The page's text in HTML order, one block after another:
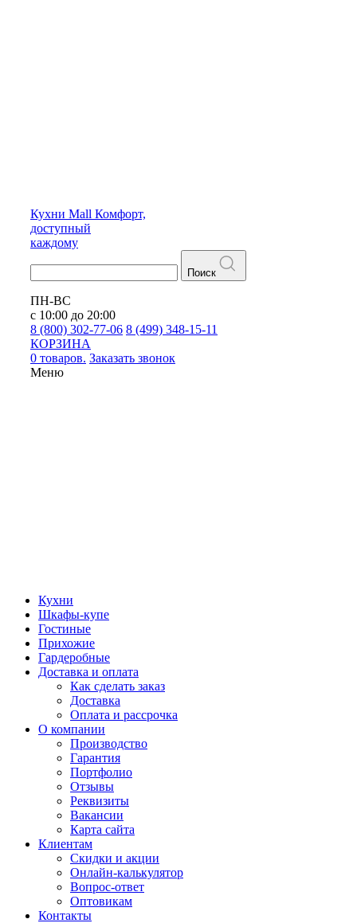
Кухни Mall Комфорт,
доступный
каждому
Поиск
ПН-ВС
с 10:00 до 20:00
8 (800) 302-77-06 8 (499) 348-15-11
КОРЗИНА
0 товаров. Заказать звонок
Меню
Кухни
Шкафы-купе
Гостиные
Прихожие
Гардеробные
Доставка и оплата
Как сделать заказ
Доставка
Оплата и рассрочка
О компании
Производство
Гарантия
Портфолио
Отзывы
Реквизиты
Вакансии
Карта сайта
Клиентам
Скидки и акции
Онлайн-калькулятор
Вопрос-ответ
Оптовикам
Контакты